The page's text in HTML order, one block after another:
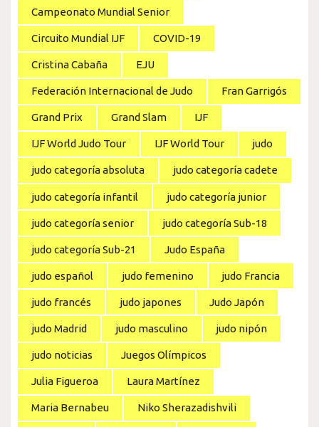
Campeonato Mundial Senior
Circuito Mundial IJF COVID-19
Cristina Cabaña EJU
Federación Internacional de Judo Fran Garrigós
Grand Prix Grand Slam IJF
IJF World Judo Tour IJF World Tour judo
judo categoría absoluta judo categoría cadete
judo categoría infantil judo categoría junior
judo categoría senior judo categoría Sub-18
judo categoría Sub-21 Judo España
judo español judo femenino judo Francia
judo francés judo japones Judo Japón
judo Madrid judo masculino judo nipón
judo noticias Juegos Olímpicos
Julia Figueroa Laura Martínez
Maria Bernabeu Niko Sherazadishvili